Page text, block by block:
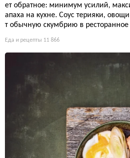
ет обратное: минимум усилий,
апаха на кухне. Соус терияки,
т обычную скумбрию в
Еда и рецепты 11 866